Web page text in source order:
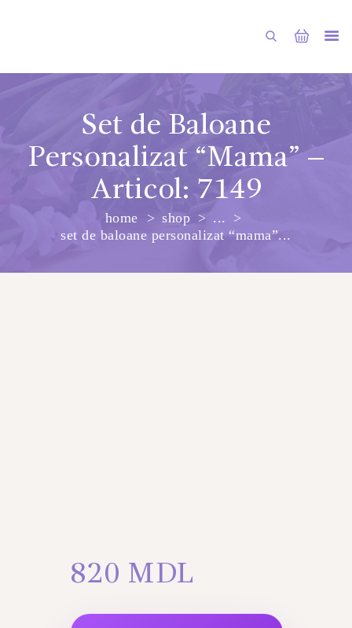
Set de Baloane
Personalizat “Mama” –
Articol: 7149
home shop
...
set de baloane personalizat “mama”...
PRINCIPALA
DESPRE NOI
SHOP
ARTICOLE
820 MDL